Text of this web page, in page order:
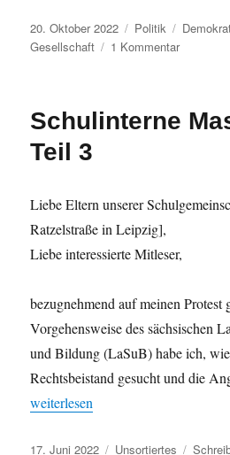
Veröffentlicht
am
20. Oktober 2022 Kategorien
Politik
Gesellschaft
1 Kommentarzu
Schulinterne
Teil 3
Liebe Eltern unserer
Ratzelstraße in Leipzig],
Liebe interessierte Mitleser,
bezugnehmend auf meinen Protest
Vorgehensweise des sächsischen
und Bildung (LaSuB) habe ich,
Rechtsbeistand gesucht und die
„Schulinterne Maskenpflicht, Teil 3“
weiterlesen
Veröffentlicht
17. Juni 2022 Kategorien
Unsortiertes